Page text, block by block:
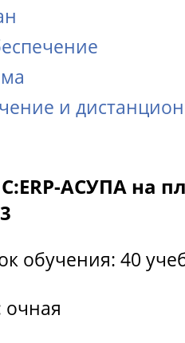
и
АСУПА на
обучения: 40